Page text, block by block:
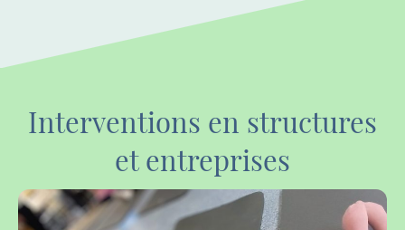
Interventions en structures
et entreprises